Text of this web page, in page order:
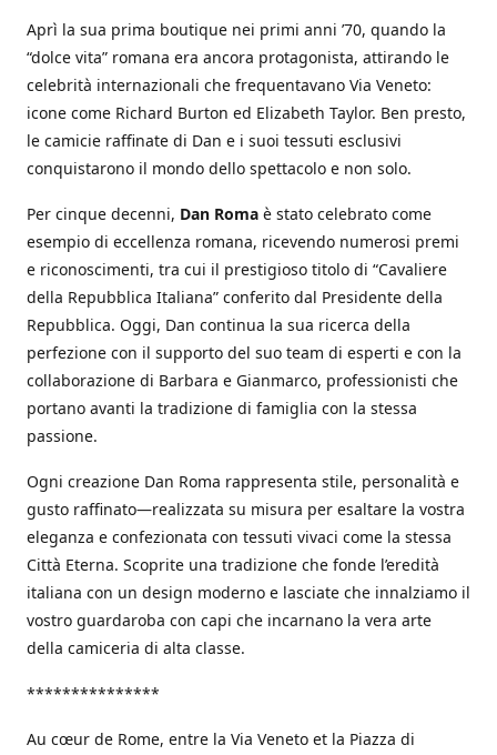
Aprì la sua prima boutique nei primi anni ’70, quando la
“dolce vita” romana era ancora protagonista, attirando le
celebrità internazionali che frequentavano Via Veneto:
icone come Richard Burton ed Elizabeth Taylor. Ben presto,
le camicie raffinate di Dan e i suoi tessuti esclusivi
conquistarono il mondo dello spettacolo e non solo.
Per cinque decenni, Dan Roma è stato celebrato come
esempio di eccellenza romana, ricevendo numerosi premi
e riconoscimenti, tra cui il prestigioso titolo di “Cavaliere
della Repubblica Italiana” conferito dal Presidente della
Repubblica. Oggi, Dan continua la sua ricerca della
perfezione con il supporto del suo team di esperti e con la
collaborazione di Barbara e Gianmarco, professionisti che
portano avanti la tradizione di famiglia con la stessa
passione.
Ogni creazione Dan Roma rappresenta stile, personalità e
gusto raffinato—realizzata su misura per esaltare la vostra
eleganza e confezionata con tessuti vivaci come la stessa
Città Eterna. Scoprite una tradizione che fonde l’eredità
italiana con un design moderno e lasciate che innalziamo il
vostro guardaroba con capi che incarnano la vera arte
della camiceria di alta classe.
***************
Au cœur de Rome, entre la Via Veneto et la Piazza di